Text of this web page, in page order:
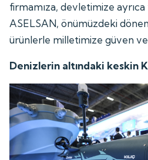
firmamıza, devletimize
ASELSAN, önümüzdeki dönem
ürünlerle milletimize güven
Denizlerin altındaki keskin